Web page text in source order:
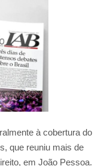
à cobertura do
que reuniu mais de
em João Pessoa.